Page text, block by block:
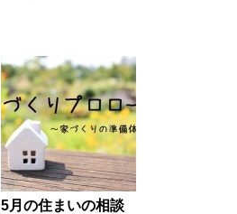
5月の住まいの相談